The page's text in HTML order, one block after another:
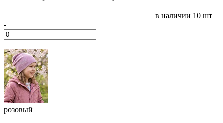
в наличии 10 шт
-
+
розовый